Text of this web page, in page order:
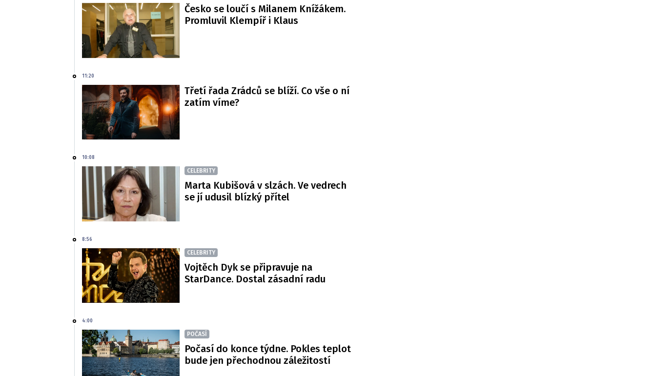
Česko se loučí s Milanem Knížákem.
Promluvil Klempíř i Klaus
11:20
Třetí řada Zrádců se blíží. Co vše o ní
zatím víme?
10:08
CELEBRITY
Marta Kubišová v slzách. Ve vedrech
se jí udusil blízký přítel
8:56
CELEBRITY
Vojtěch Dyk se připravuje na
StarDance. Dostal zásadní radu
4:00
POČASÍ
Počasí do konce týdne. Pokles teplot
bude jen přechodnou záležitostí